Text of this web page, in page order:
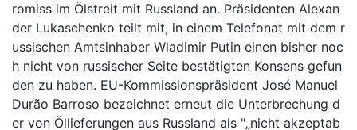
romiss im Ölstreit mit Russland an. Präsidenten Alexan
der Lukaschenko teilt mit, in einem Telefonat mit dem r
ussischen Amtsinhaber Wladimir Putin einen bisher noc
h nicht von russischer Seite bestätigten Konsens gefun
den zu haben. EU-Kommissionspräsident José Manuel
Durão Barroso bezeichnet erneut die Unterbrechung d
er von Öllieferungen aus Russland als "„nicht akzeptab